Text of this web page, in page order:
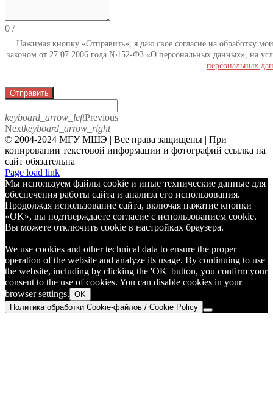
0 /
Нажимая кнопку «Отправить», я даю свое согласие на обработку
законом от 27.07.2006 года №152-ФЗ «О персональных данных», на
персональных
Отправить
keyboard_arrow_leftPrevious
Nextkeyboard_arrow_right
© 2004-2024 МГУ МШЭ | Все права защищены | При
копировании текстовой информации и фотографий ссылка на
сайт обязательна
Telegram
Page load link
Мы используем файлы cookie и иные технические данные для
обеспечения работы сайта и анализа его использования.
Продолжая использование сайта, включая нажатие кнопки
«OK», вы подтверждаете согласие с использованием cookie.
Вы можете отключить cookie в настройках браузера.
We use cookies and other technical data to ensure the proper
operation of the website and analyze its usage. By continuing to use
the website, including by clicking the 'OK' button, you confirm your
consent to the use of cookies. You can disable cookies in your
browser settings. OK
Политика обработки Cookie-файлов / Cookie Policy